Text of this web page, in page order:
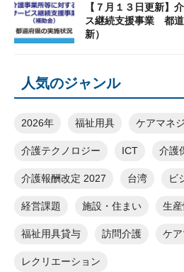
【７月１３日更新】
ス継続支援事業 都
新）
人気のジャンル
2026年 福祉用具 ケアマネ
介護テクノロジー ICT 介護
介護報酬改定 2027 台湾 ビ
経営課題 施設・住まい 生
福祉用具貸与 訪問介護 ケ
レクリエーション